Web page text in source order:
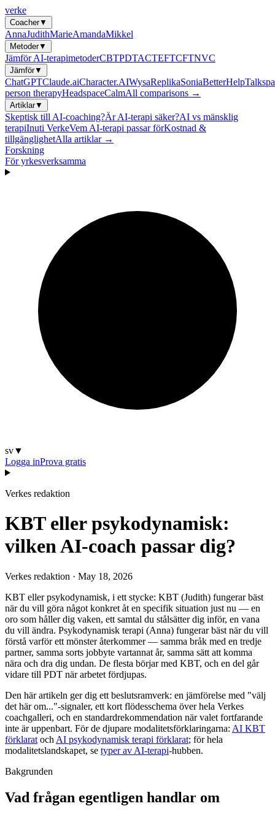
verke
Coacher▼
AnnaJudithMarieAmandaMikkel
Metoder▼
Jämför AI-terapimetoderCBTPDTACTEFTCFTNVC
Jämför▼
ChatGPTClaude.aiCharacter.AIWysaReplikaSoniaBetterHelp
person therapyHeadspaceCalmAll comparisons →
Artiklar▼
Skeptisk till AI-coaching?Är AI-terapi säker?AI vs mänsklig
terapiInuti VerkeVem AI-terapi passar förKostnad &
tillgänglighetAlla artiklar →
Forskning
För yrkesverksamma
sv▼
Logga inProva gratis
Verkes redaktion
KBT eller psykodynamisk:
vilken AI-coach passar dig?
Verkes redaktion · May 18, 2026
KBT eller psykodynamisk, i ett stycke: KBT (Judith) fungerar bäst
när du vill göra något konkret åt en specifik situation just nu — en
oro som håller dig vaken, ett samtal du stålsätter dig inför, en vana
du vill ändra. Psykodynamisk terapi (Anna) fungerar bäst när du vill
förstå varför ett mönster återkommer — samma bråk med en tredje
partner, samma sorts jobbyte vartannat år, samma sätt att komma
nära och dra dig undan. De flesta börjar med KBT, och en del går
vidare till PDT när arbetet fördjupas.
Den här artikeln ger dig ett beslutsramverk: en jämförelse med "välj
det här om..."-signaler, ett kort flödesschema över hela Verkes
coachgalleri, och en standardrekommendation när valet fortfarande
inte är uppenbart. För de djupare modalitetsförklaringarna: AI KBT
förklarat och AI psykodynamisk terapi förklarat; för hela
modalitetslandskapet, se typer av AI-terapi-hubben.
Bakgrunden
Vad frågan egentligen handlar om